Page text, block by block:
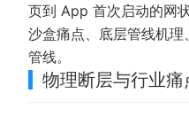
页到 App 首次启动的网
沙盒痛点、底层管线机
管线。
物理断层与行业痛